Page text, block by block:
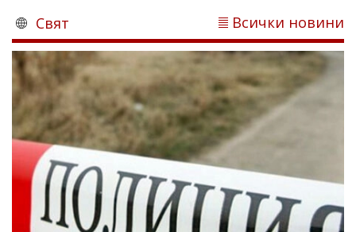
Свят Всички новини